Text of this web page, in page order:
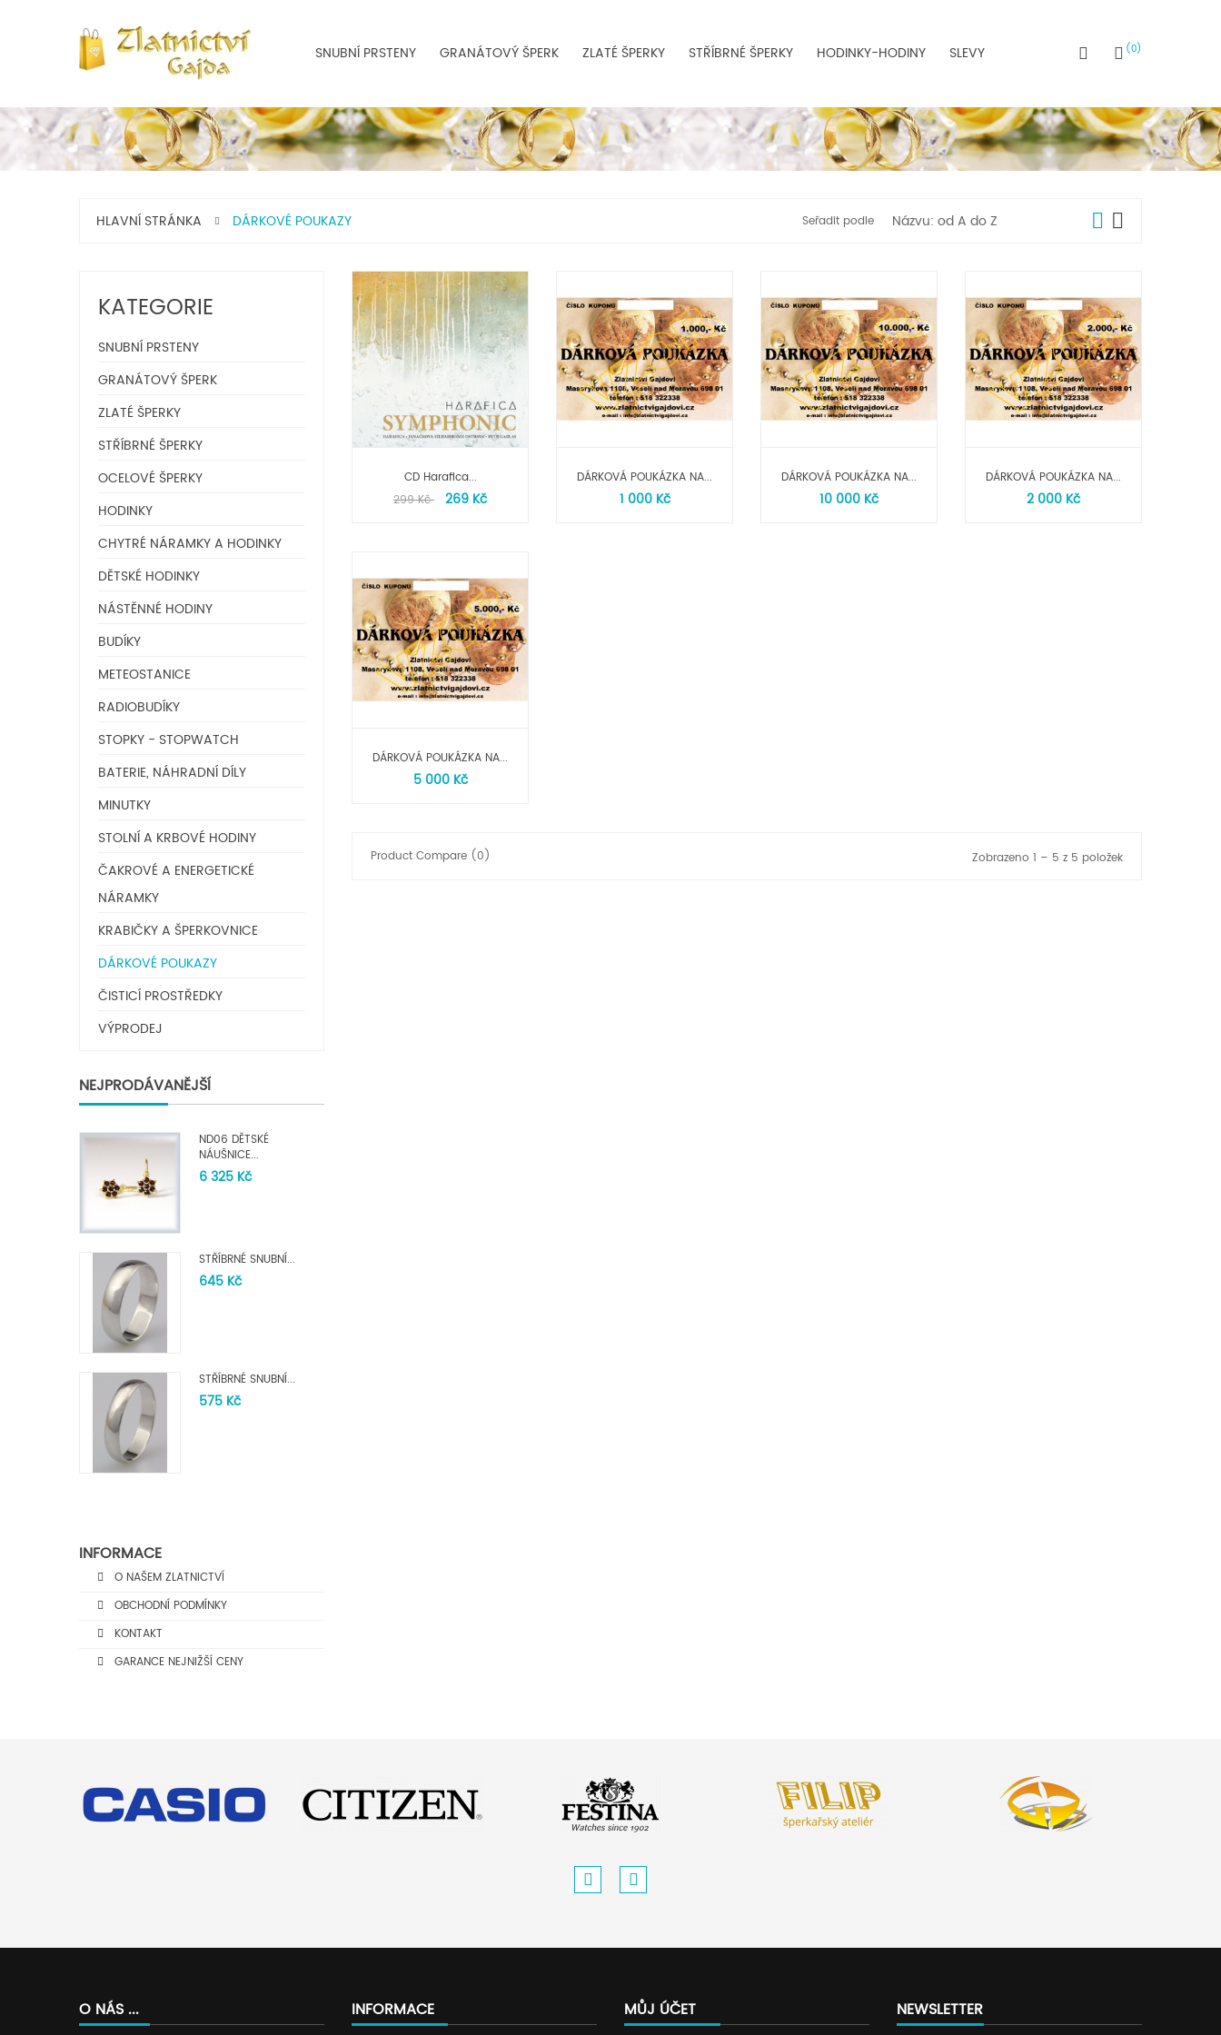
0
SNUBNÍ PRSTENY GRANÁTOVÝ ŠPERK ZLATÉ ŠPERKY STŘÍBRNÉ ŠPERKY HODINKY-HODINY SLEVY
HLAVNÍ STRÁNKA DÁRKOVÉ POUKAZY
KATEGORIE
SNUBNÍ PRSTENY
GRANÁTOVÝ ŠPERK
ZLATÉ ŠPERKY
STŘÍBRNÉ ŠPERKY
OCELOVÉ ŠPERKY
HODINKY
CHYTRÉ NÁRAMKY A HODINKY
DĚTSKÉ HODINKY
NÁSTĚNNÉ HODINY
BUDÍKY
METEOSTANICE
RADIOBUDÍKY
STOPKY - STOPWATCH
BATERIE, NÁHRADNÍ DÍLY
MINUTKY
STOLNÍ A KRBOVÉ HODINY
ČAKROVÉ A ENERGETICKÉ
NÁRAMKY
KRABIČKY A ŠPERKOVNICE
DÁRKOVÉ POUKAZY
ČISTICÍ PROSTŘEDKY
VÝPRODEJ
NEJPRODÁVANĚJŠÍ
ND06 DĚTSKÉ
NÁUŠNICE...
6 325 Kč
STŘÍBRNÉ SNUBNÍ...
645 Kč
STŘÍBRNÉ SNUBNÍ...
575 Kč
INFORMACE
O NAŠEM ZLATNICTVÍ
OBCHODNÍ PODMÍNKY
KONTAKT
GARANCE NEJNIŽŠÍ CENY
Seřadit podle Názvu: od A do Z
CD Harafica...
299 Kč
269 Kč
DÁRKOVÁ POUKÁZKA NA...
1 000 Kč
DÁRKOVÁ POUKÁZKA NA...
10 000 Kč
DÁRKOVÁ POUKÁZKA NA...
2 000 Kč
DÁRKOVÁ POUKÁZKA NA...
5 000 Kč
Product Compare (0) Zobrazeno 1 – 5 z 5 položek
O NÁS ... INFORMACE MŮJ ÚČET NEWSLETTER